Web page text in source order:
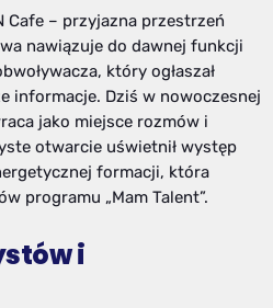
Cafe – przyjazna przestrzeń
nawiązuje do dawnej funkcji
który ogłaszał
informacje. Dziś w nowoczesnej
jako miejsce rozmów i
otwarcie uświetnił występ
formacji, która
programu „Mam Talent”.
i